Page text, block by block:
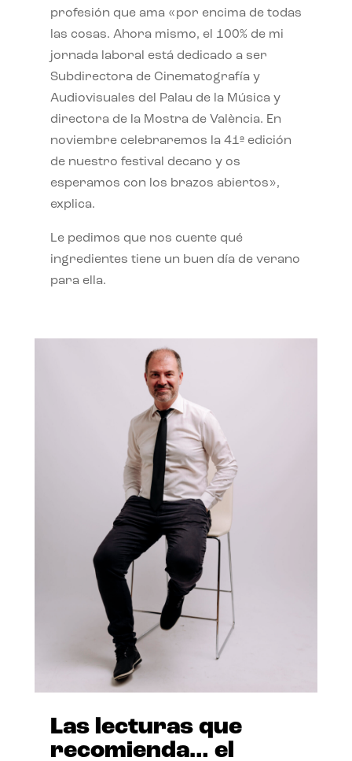
profesión que ama «por encima de todas
las cosas. Ahora mismo, el 100% de mi
jornada laboral está dedicado a ser
Subdirectora de Cinematografía y
Audiovisuales del Palau de la Música y
directora de la Mostra de València. En
noviembre celebraremos la 41ª edición
de nuestro festival decano y os
esperamos con los brazos abiertos»,
explica.
Le pedimos que nos cuente qué
ingredientes tiene un buen día de verano
para ella.
Las lecturas que
recomienda… el